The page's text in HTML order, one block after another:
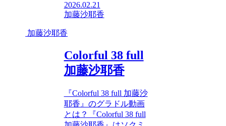
2026.02.21
加藤沙耶香
加藤沙耶香
Colorful 38 full
加藤沙耶香
『Colorful 38 full 加藤沙
耶香』のグラドル動画
とは？『Colorful 38 full